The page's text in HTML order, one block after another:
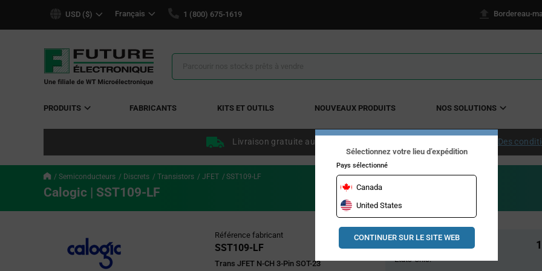
USD ($) Français 1 (800) 675-1619 Bordereau-
Résultats
la
PRODUITS FABRICANTS KITS ET OUTILS NOUVEAUX PRODUITS NOS SOLUTIONS
Livraison gratuite aux États-Unis continentaux à partir de 50 $ US. Des
Semiconducteurs Discrets Transistors JFET SST109-LF
Calogic | SST109-LF
Référence fabricant
SST109-LF
Trans JFET N-CH 3-Pin SOT-23
Pricing
Stock global
États-Unis:
Sélectionnez votre lieu d’expédition
Pays sélectionné
Canada
United States
CONTINUER SUR LE SITE WEB